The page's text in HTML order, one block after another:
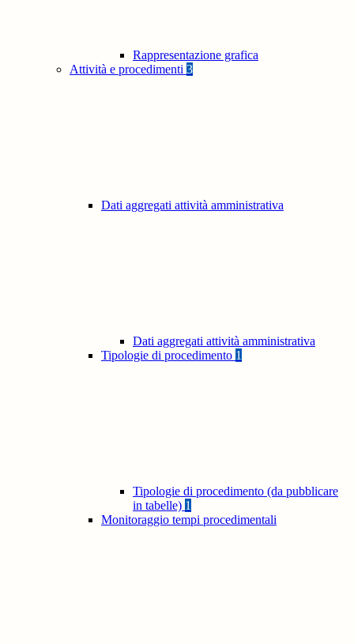
Rappresentazione grafica
Attività e procedimenti 3
Dati aggregati attività amministrativa
Dati aggregati attività amministrativa
Tipologie di procedimento 1
Tipologie di procedimento (da pubblicare
in tabelle) 1
Monitoraggio tempi procedimentali